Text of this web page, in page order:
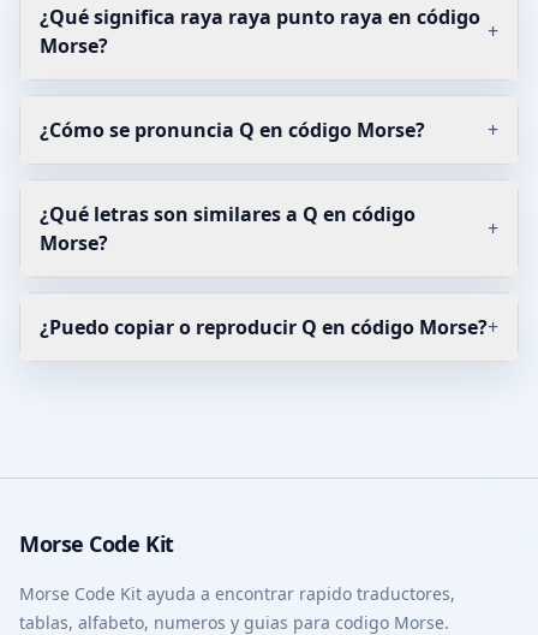
¿Qué significa raya raya punto raya en código
Morse?
+
¿Cómo se pronuncia Q en código Morse? +
¿Qué letras son similares a Q en código
Morse?
+
¿Puedo copiar o reproducir Q en código Morse?+
Morse Code Kit
Morse Code Kit ayuda a encontrar rapido traductores,
tablas, alfabeto, numeros y guias para codigo Morse.